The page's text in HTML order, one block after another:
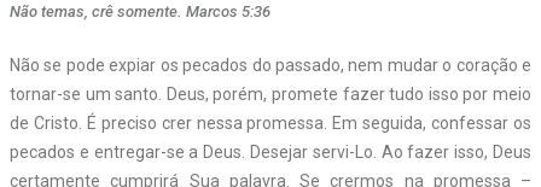
Não temas, crê somente. Marcos 5:36
Não se pode expiar os pecados do passado, nem mudar o coração e
tornar-se um santo. Deus, porém, promete fazer tudo isso por meio
de Cristo. É preciso crer nessa promessa. Em seguida, confessar os
pecados e entregar-se a Deus. Desejar servi-Lo. Ao fazer isso, Deus
certamente cumprirá Sua palavra. Se crermos na promessa –